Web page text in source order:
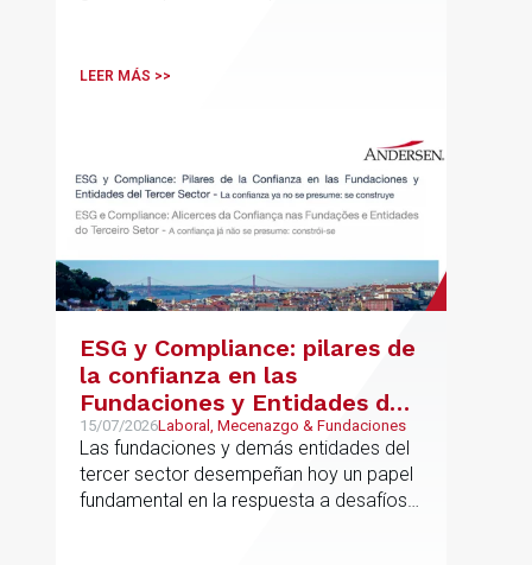
LEER MÁS >>
ESG y Compliance: pilares de
la confianza en las
Fundaciones y Entidades del
Tercer Sector – La confianza
ya no se presume, se
construye
15/07/2026Laboral, Mecenazgo & Fundaciones
Las fundaciones y demás entidades del
tercer sector desempeñan hoy un papel
fundamental en la respuesta a desafíos